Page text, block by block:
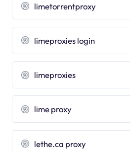
limetorrentproxy
limeproxies login
limeproxies
lime proxy
lethe.ca proxy